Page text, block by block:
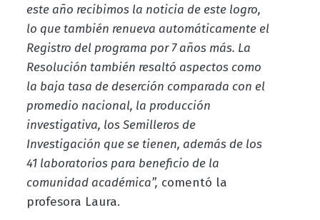
este año recibimos la noticia de este logro,
lo que también renueva automáticamente el
Registro del programa por 7 años más. La
Resolución también resaltó aspectos como
la baja tasa de deserción comparada con el
promedio nacional, la producción
investigativa, los Semilleros de
Investigación que se tienen, además de los
41 laboratorios para beneficio de la
comunidad académica”, comentó la
profesora Laura.